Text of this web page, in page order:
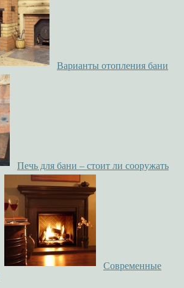
Варианты отопления бани
Печь для бани – стоит ли сооружать
Современные